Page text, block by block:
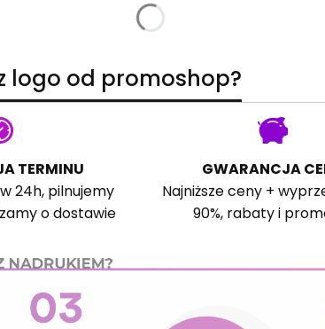
logo od promoshop?
TERMINU
24h, pilnujemy
o dostawie
GWARANCJA
Najniższe ceny +
90%, rabaty i